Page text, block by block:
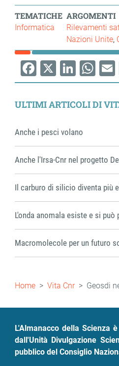
TEMATICHE
Informatica
ARGOMENTI
Rilevamenti
Nazioni Unite
Facebook
X LinkedIn
ULTIMI ARTICOLI DI
Anche i pesci volano
Anche l'Irsa-Cnr nel progetto
Il carburo di silicio diventa più
L'onda anomala esiste e si può
Macromolecole per un futuro
Briciole
Home Vita Cnr Geosdi
L'Almanacco della Scienza
dall'Unità Divulgazione
pubblico del Consiglio